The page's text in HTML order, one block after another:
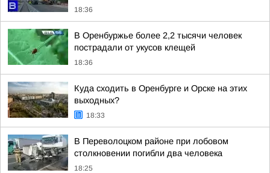
18:36
В Оренбуржье более 2,2 тысячи человек
пострадали от укусов клещей
18:36
Куда сходить в Оренбурге и Орске на этих
выходных?
18:33
В Переволоцком районе при лобовом
столкновении погибли два человека
18:25